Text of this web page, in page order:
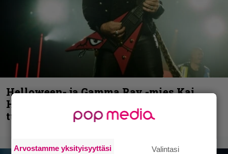
Helloween- ja Gamma Ray -mies Kai
Hansen julkaisi uuden maistiaisen
tulevalta soololevyltä
Arvostamme yksityisyyttäsi Valintasi